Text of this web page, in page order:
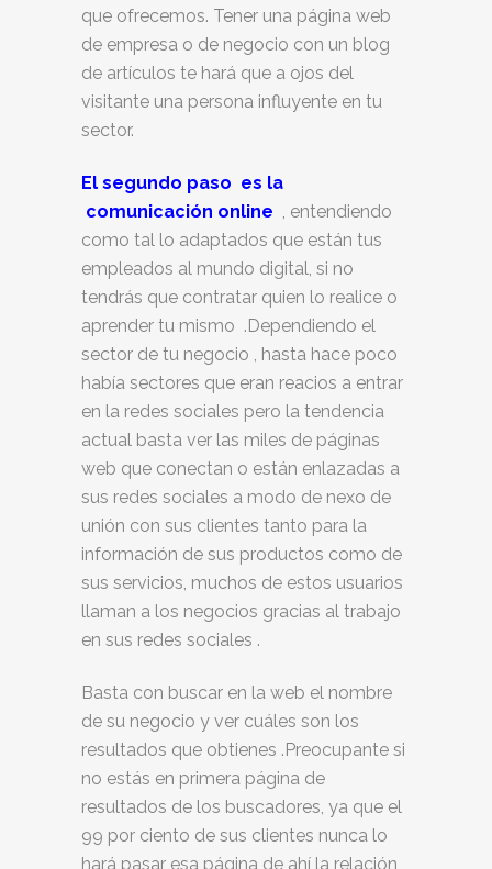
que ofrecemos. Tener una página web
de empresa o de negocio con un blog
de artículos te hará que a ojos del
visitante una persona influyente en tu
sector.
El segundo paso es la
comunicación online , entendiendo
como tal lo adaptados que están tus
empleados al mundo digital, si no
tendrás que contratar quien lo realice o
aprender tu mismo .Dependiendo el
sector de tu negocio , hasta hace poco
había sectores que eran reacios a entrar
en la redes sociales pero la tendencia
actual basta ver las miles de páginas
web que conectan o están enlazadas a
sus redes sociales a modo de nexo de
unión con sus clientes tanto para la
información de sus productos como de
sus servicios, muchos de estos usuarios
llaman a los negocios gracias al trabajo
en sus redes sociales .
Basta con buscar en la web el nombre
de su negocio y ver cuáles son los
resultados que obtienes .Preocupante si
no estás en primera página de
resultados de los buscadores, ya que el
99 por ciento de sus clientes nunca lo
hará pasar esa página de ahí la relación